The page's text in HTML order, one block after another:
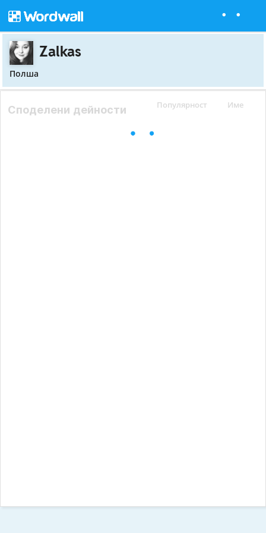
Zalkas
Полша
Популярност Име
Споделени дейности